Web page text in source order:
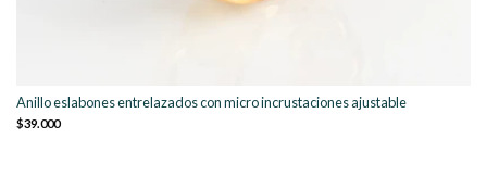
Anillo eslabones entrelazados con micro incrustaciones ajustable
$39.000